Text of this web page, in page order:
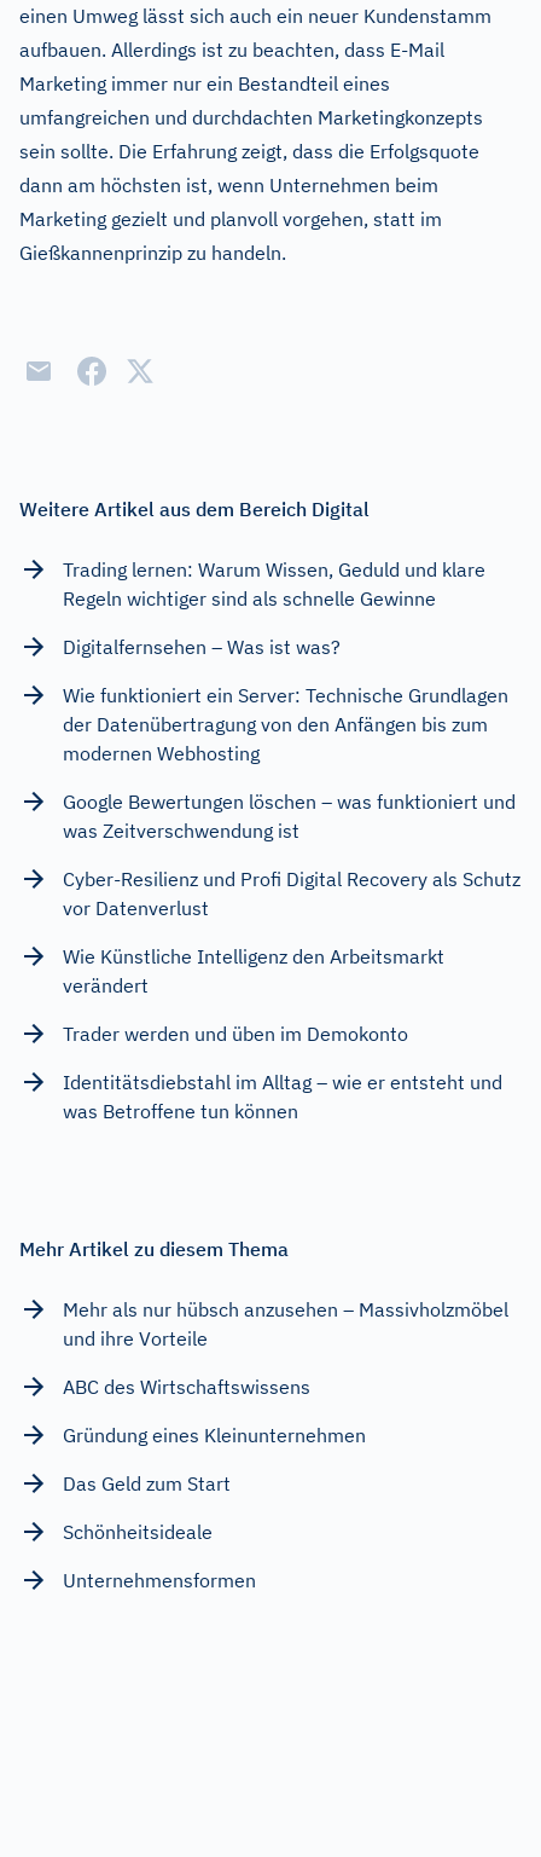
einen Umweg lässt sich auch ein neuer Kundenstamm
aufbauen. Allerdings ist zu beachten, dass E-Mail
Marketing immer nur ein Bestandteil eines
umfangreichen und durchdachten Marketingkonzepts
sein sollte. Die Erfahrung zeigt, dass die Erfolgsquote
dann am höchsten ist, wenn Unternehmen beim
Marketing gezielt und planvoll vorgehen, statt im
Gießkannenprinzip zu handeln.
Weitere Artikel aus dem Bereich Digital
Trading lernen: Warum Wissen, Geduld und klare
Regeln wichtiger sind als schnelle Gewinne
Digitalfernsehen – Was ist was?
Wie funktioniert ein Server: Technische Grundlagen
der Datenübertragung von den Anfängen bis zum
modernen Webhosting
Google Bewertungen löschen – was funktioniert und
was Zeitverschwendung ist
Cyber-Resilienz und Profi Digital Recovery als Schutz
vor Datenverlust
Wie Künstliche Intelligenz den Arbeitsmarkt
verändert
Trader werden und üben im Demokonto
Identitätsdiebstahl im Alltag – wie er entsteht und
was Betroffene tun können
Mehr Artikel zu diesem Thema
Mehr als nur hübsch anzusehen – Massivholzmöbel
und ihre Vorteile
ABC des Wirtschaftswissens
Gründung eines Kleinunternehmen
Das Geld zum Start
Schönheitsideale
Unternehmensformen